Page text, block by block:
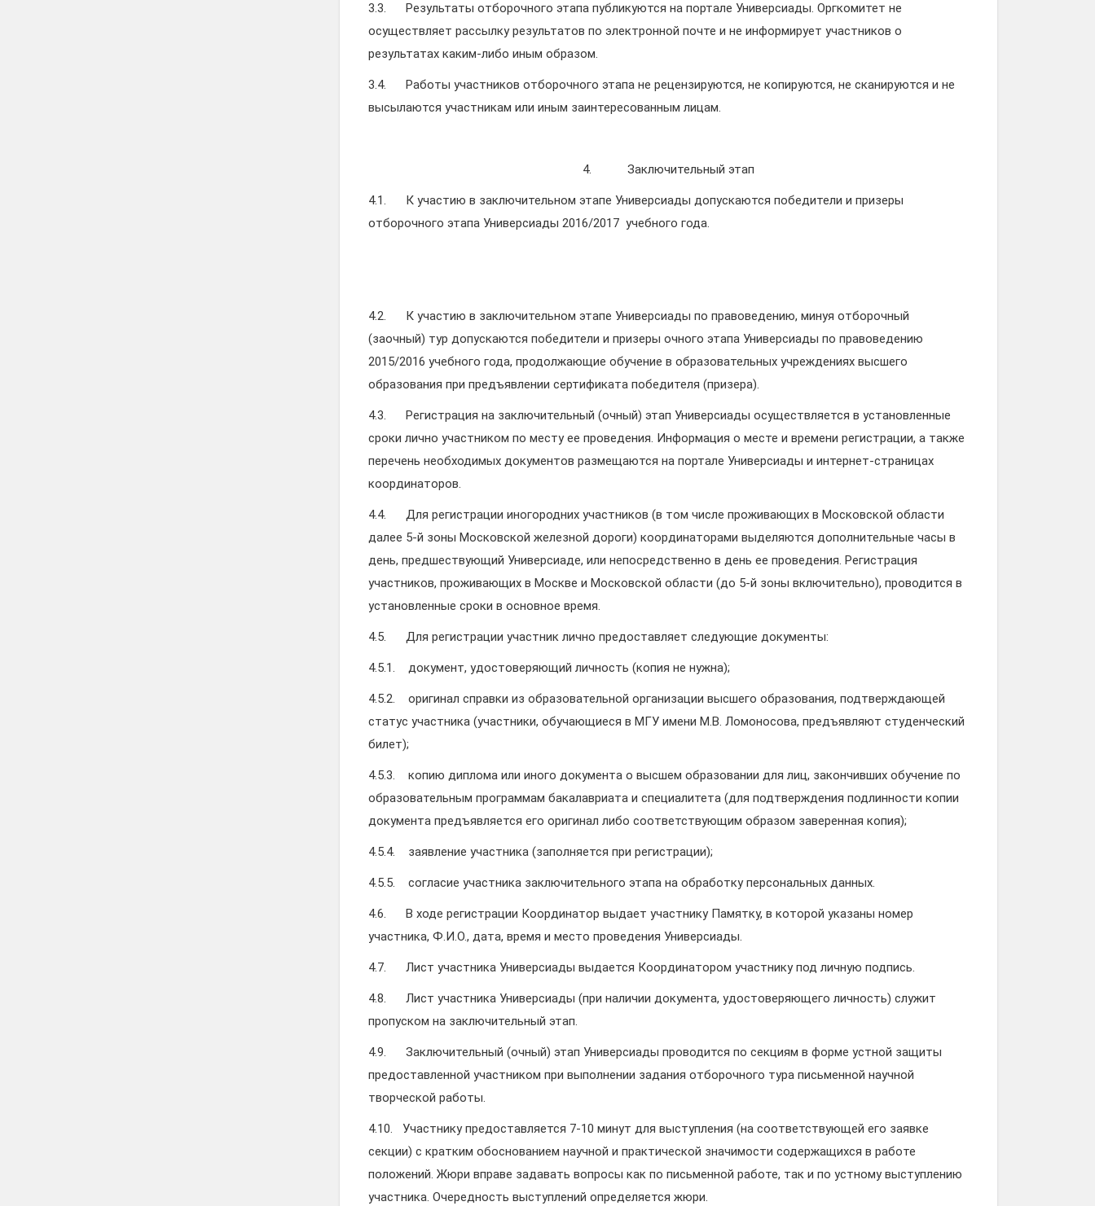
3.3. Результаты отборочного этапа публикуются на портале Универсиады. Оргкомитет не
осуществляет рассылку результатов по электронной почте и не информирует участников о
результатах каким-либо иным образом.
3.4. Работы участников отборочного этапа не рецензируются, не копируются, не сканируются и не
высылаются участникам или иным заинтересованным лицам.
4. Заключительный этап
4.1. К участию в заключительном этапе Универсиады допускаются победители и призеры
отборочного этапа Универсиады 2016/2017 учебного года.
4.2. К участию в заключительном этапе Универсиады по правоведению, минуя отборочный
(заочный) тур допускаются победители и призеры очного этапа Универсиады по правоведению
2015/2016 учебного года, продолжающие обучение в образовательных учреждениях высшего
образования при предъявлении сертификата победителя (призера).
4.3. Регистрация на заключительный (очный) этап Универсиады осуществляется в установленные
сроки лично участником по месту ее проведения. Информация о месте и времени регистрации, а также
перечень необходимых документов размещаются на портале Универсиады и интернет-страницах
координаторов.
4.4. Для регистрации иногородних участников (в том числе проживающих в Московской области
далее 5-й зоны Московской железной дороги) координаторами выделяются дополнительные часы в
день, предшествующий Универсиаде, или непосредственно в день ее проведения. Регистрация
участников, проживающих в Москве и Московской области (до 5-й зоны включительно), проводится в
установленные сроки в основное время.
4.5. Для регистрации участник лично предоставляет следующие документы:
4.5.1. документ, удостоверяющий личность (копия не нужна);
4.5.2. оригинал справки из образовательной организации высшего образования, подтверждающей
статус участника (участники, обучающиеся в МГУ имени М.В. Ломоносова, предъявляют студенческий
билет);
4.5.3. копию диплома или иного документа о высшем образовании для лиц, закончивших обучение по
образовательным программам бакалавриата и специалитета (для подтверждения подлинности копии
документа предъявляется его оригинал либо соответствующим образом заверенная копия);
4.5.4. заявление участника (заполняется при регистрации);
4.5.5. согласие участника заключительного этапа на обработку персональных данных.
4.6. В ходе регистрации Координатор выдает участнику Памятку, в которой указаны номер
участника, Ф.И.О., дата, время и место проведения Универсиады.
4.7. Лист участника Универсиады выдается Координатором участнику под личную подпись.
4.8. Лист участника Универсиады (при наличии документа, удостоверяющего личность) служит
пропуском на заключительный этап.
4.9. Заключительный (очный) этап Универсиады проводится по секциям в форме устной защиты
предоставленной участником при выполнении задания отборочного тура письменной научной
творческой работы.
4.10. Участнику предоставляется 7-10 минут для выступления (на соответствующей его заявке
секции) с кратким обоснованием научной и практической значимости содержащихся в работе
положений. Жюри вправе задавать вопросы как по письменной работе, так и по устному выступлению
участника. Очередность выступлений определяется жюри.